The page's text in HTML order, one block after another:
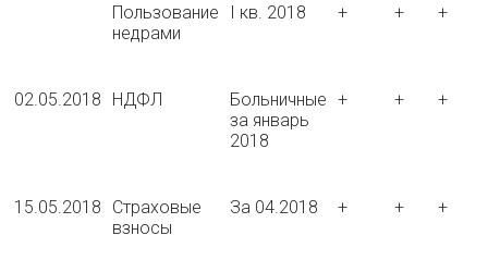
Пользование
недрами
I кв. 2018 + + +
02.05.2018 НДФЛ
Больничные
за январь
2018
+ + +
15.05.2018
Страховые
взносы
За 04.2018 + + +